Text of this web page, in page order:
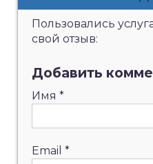
Пользовались
свой отзыв:
Добавить
Имя *
Email *